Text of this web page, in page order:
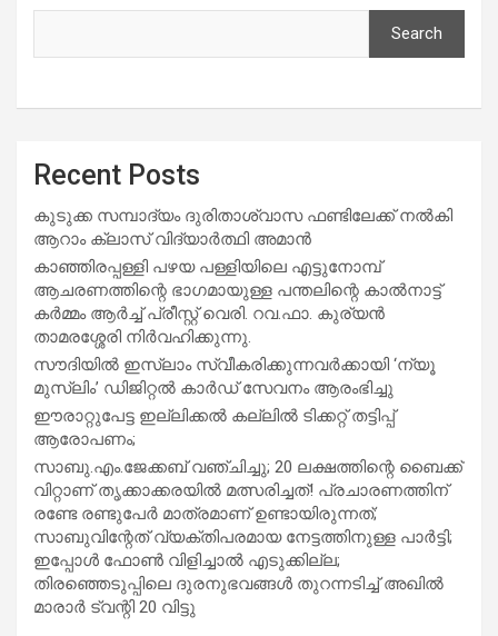
Search
Recent Posts
കുടുക്ക സമ്പാദ്യം ദുരിതാശ്വാസ ഫണ്ടിലേക്ക് നൽകി
ആറാം ക്ലാസ് വിദ്യാർത്ഥി അമാൻ
കാഞ്ഞിരപ്പള്ളി പഴയ പള്ളിയിലെ എട്ടുനോമ്പ്
ആചരണത്തിന്റെ ഭാഗമായുള്ള പന്തലിന്റെ കാൽനാട്ട്
കർമ്മം ആർച്ച് പ്രീസ്റ്റ് വെരി. റവ.ഫാ. കുര്യൻ
താമരശ്ശേരി നിർവഹിക്കുന്നു.
സൗദിയില്‍ ഇസ്‌ലാം സ്വീകരിക്കുന്നവര്‍ക്കായി ‘ന്യൂ
മുസ്ലിം’ ഡിജിറ്റല്‍ കാര്‍ഡ് സേവനം ആരംഭിച്ചു
ഈരാറ്റുപേട്ട ഇല്ലിക്കൽ കല്ലിൽ ടിക്കറ്റ് തട്ടിപ്പ്
ആരോപണം;
സാബു.എം.ജേക്കബ് വഞ്ചിച്ചു; 20 ലക്ഷത്തിന്റെ ബൈക്ക്
വിറ്റാണ് തൃക്കാക്കരയില്‍ മത്സരിച്ചത്! പ്രചാരണത്തിന്
രണ്ടേ രണ്ടുപേര്‍ മാത്രമാണ് ഉണ്ടായിരുന്നത്;
സാബുവിന്റേത് വ്യക്തിപരമായ നേട്ടത്തിനുള്ള പാര്‍ട്ടി;
ഇപ്പോള്‍ ഫോണ്‍ വിളിച്ചാല്‍ എടുക്കില്ല;
തിരഞ്ഞെടുപ്പിലെ ദുരനുഭവങ്ങള്‍ തുറന്നടിച്ച് അഖില്‍
മാരാര്‍ ട്വന്റി 20 വിട്ടു